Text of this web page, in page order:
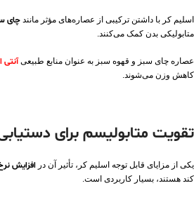
اسلیم کر با داشتن ترکیبی از عصاره‌های مؤثر مانند چای
متابولیکی بدن کمک می‌کنند.
عصاره چای سبز و قهوه سبز به عنوان منابع طبیعی آنتی‌
کاهش وزن می‌شوند.
تقویت متابولیسم برای
یکی از مزایای قابل توجه اسلیم کر، تأثیر آن در افزایش
کند هستند، بسیار کاربردی است.